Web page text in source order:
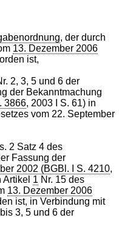
, der durch
13. Dezember 2006
ist,
2, 3, 5 und 6 der
der Bekanntmachung
3866, 2003 I S. 61) in
vom 22. September
2 Satz 4 des
Fassung der
2002 (BGBl. I S. 4210,
1 Nr. 15 des
13. Dezember 2006
ist, in Verbindung mit
3, 5 und 6 der